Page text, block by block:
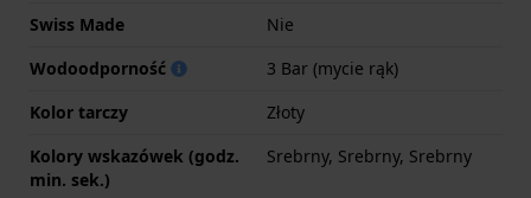
Swiss Made
Nie
Wodoodporność
3 Bar (mycie rąk)
Kolor tarczy
Złoty
Kolory wskazówek (godz.
min. sek.)
Srebrny, Srebrny, Srebrny